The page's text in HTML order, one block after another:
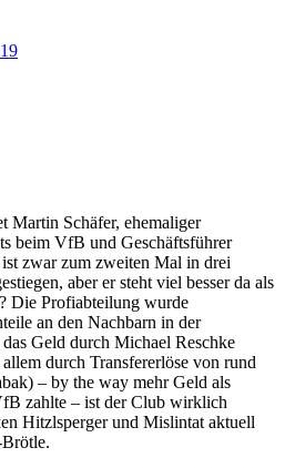
Martin Schäfer, ehemaliger
beim VfB und Geschäftsführer
zwar zum zweiten Mal in drei
aber er steht viel besser da als
Die Profiabteilung wurde
an den Nachbarn in der
Geld durch Michael Reschke
durch Transfererlöse von rund
– by the way mehr Geld als
zahlte – ist der Club wirklich
Hitzlsperger und Mislintat aktuell